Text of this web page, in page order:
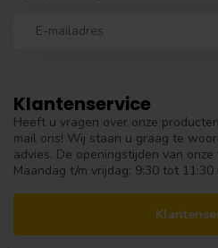
Klantenservice
Heeft u vragen over onze
mail ons! Wij staan u graag te
advies. De openingstijden van
Maandag t/m vrijdag: 9:30 tot